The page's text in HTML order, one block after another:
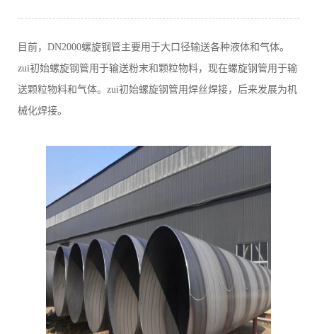
目前，DN2000螺旋钢管主要用于大口径输送各种液体和气体。
zui初始螺旋钢管用于输送粉末和颗粒物料，现在螺旋钢管用于输
送颗粒物料和气体。zui初始螺旋钢管用焊丝焊接，后来发展为机
械化焊接。